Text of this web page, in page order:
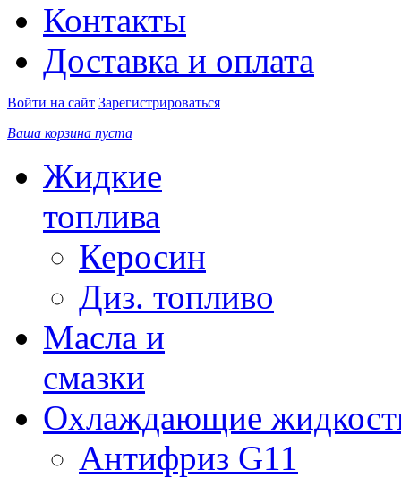
Контакты
Доставка и оплата
Войти на сайт Зарегистрироваться
Ваша корзина пуста
Жидкие
топлива
Керосин
Диз. топливо
Масла и
смазки
Охлаждающие
Антифриз G11